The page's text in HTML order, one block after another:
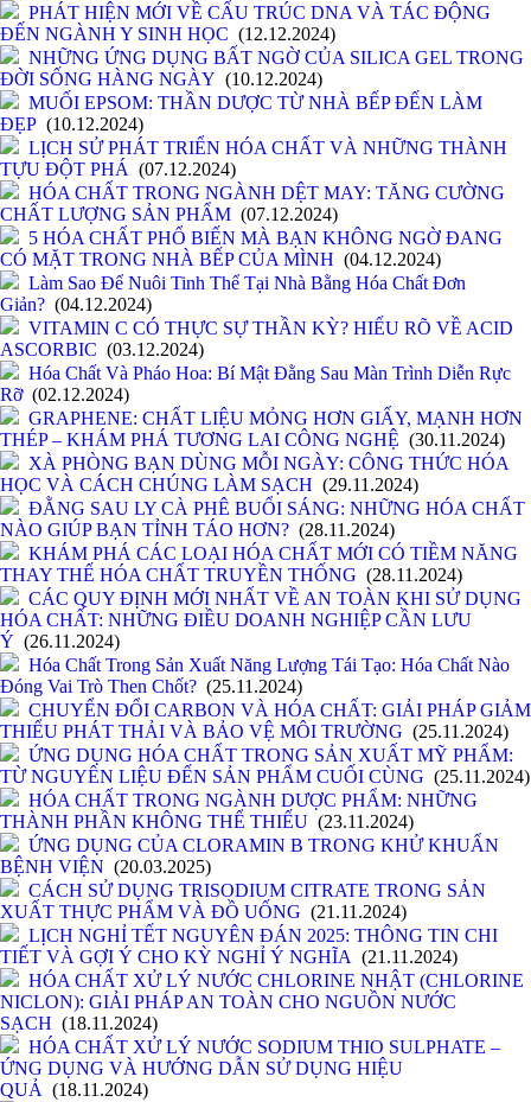
PHÁT HIỆN MỚI VỀ CẤU TRÚC DNA VÀ TÁC ĐỘNG
ĐẾN NGÀNH Y SINH HỌC (12.12.2024)
NHỮNG ỨNG DỤNG BẤT NGỜ CỦA SILICA GEL TRONG
ĐỜI SỐNG HÀNG NGÀY (10.12.2024)
MUỐI EPSOM: THẦN DƯỢC TỪ NHÀ BẾP ĐẾN LÀM
ĐẸP (10.12.2024)
LỊCH SỬ PHÁT TRIỂN HÓA CHẤT VÀ NHỮNG THÀNH
TỰU ĐỘT PHÁ (07.12.2024)
HÓA CHẤT TRONG NGÀNH DỆT MAY: TĂNG CƯỜNG
CHẤT LƯỢNG SẢN PHẨM (07.12.2024)
5 HÓA CHẤT PHỔ BIẾN MÀ BẠN KHÔNG NGỜ ĐANG
CÓ MẶT TRONG NHÀ BẾP CỦA MÌNH (04.12.2024)
Làm Sao Để Nuôi Tinh Thể Tại Nhà Bằng Hóa Chất Đơn
Giản? (04.12.2024)
VITAMIN C CÓ THỰC SỰ THẦN KỲ? HIỂU RÕ VỀ ACID
ASCORBIC (03.12.2024)
Hóa Chất Và Pháo Hoa: Bí Mật Đằng Sau Màn Trình Diễn Rực
Rỡ(02.12.2024)
GRAPHENE: CHẤT LIỆU MỎNG HƠN GIẤY, MẠNH HƠN
THÉP – KHÁM PHÁ TƯƠNG LAI CÔNG NGHỆ (30.11.2024)
XÀ PHÒNG BẠN DÙNG MỖI NGÀY: CÔNG THỨC HÓA
HỌC VÀ CÁCH CHÚNG LÀM SẠCH (29.11.2024)
ĐẰNG SAU LY CÀ PHÊ BUỔI SÁNG: NHỮNG HÓA CHẤT
NÀO GIÚP BẠN TỈNH TÁO HƠN? (28.11.2024)
KHÁM PHÁ CÁC LOẠI HÓA CHẤT MỚI CÓ TIỀM NĂNG
THAY THẾ HÓA CHẤT TRUYỀN THỐNG (28.11.2024)
CÁC QUY ĐỊNH MỚI NHẤT VỀ AN TOÀN KHI SỬ DỤNG
HÓA CHẤT: NHỮNG ĐIỀU DOANH NGHIỆP CẦN LƯU
Ý (26.11.2024)
Hóa Chất Trong Sản Xuất Năng Lượng Tái Tạo: Hóa Chất Nào
Đóng Vai Trò Then Chốt? (25.11.2024)
CHUYỂN ĐỔI CARBON VÀ HÓA CHẤT: GIẢI PHÁP GIẢM
THIỂU PHÁT THẢI VÀ BẢO VỆ MÔI TRƯỜNG (25.11.2024)
ỨNG DỤNG HÓA CHẤT TRONG SẢN XUẤT MỸ PHẨM:
TỪ NGUYÊN LIỆU ĐẾN SẢN PHẨM CUỐI CÙNG (25.11.2024)
HÓA CHẤT TRONG NGÀNH DƯỢC PHẨM: NHỮNG
THÀNH PHẦN KHÔNG THỂ THIẾU (23.11.2024)
ỨNG DỤNG CỦA CLORAMIN B TRONG KHỬ KHUẨN
BỆNH VIỆN (20.03.2025)
CÁCH SỬ DỤNG TRISODIUM CITRATE TRONG SẢN
XUẤT THỰC PHẨM VÀ ĐỒ UỐNG (21.11.2024)
LỊCH NGHỈ TẾT NGUYÊN ĐÁN 2025: THÔNG TIN CHI
TIẾT VÀ GỢI Ý CHO KỲ NGHỈ Ý NGHĨA (21.11.2024)
HÓA CHẤT XỬ LÝ NƯỚC CHLORINE NHẬT (CHLORINE
NICLON): GIẢI PHÁP AN TOÀN CHO NGUỒN NƯỚC
SẠCH (18.11.2024)
HÓA CHẤT XỬ LÝ NƯỚC SODIUM THIO SULPHATE –
ỨNG DỤNG VÀ HƯỚNG DẪN SỬ DỤNG HIỆU
QUẢ (18.11.2024)